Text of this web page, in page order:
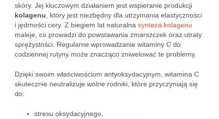
skóry. Jej kluczowym działaniem jest wspieranie produkcji
kolagenu , który jest niezbędny dla utrzymania elastyczności
i jędrności cery. Z biegiem lat naturalna synteza kolagenu
maleje, co prowadzi do powstawania zmarszczek oraz utraty
sprężystości. Regularne wprowadzanie witaminy C do
codziennej rutyny może znacząco zniwelować te problemy.
Dzięki swoim właściwościom antyoksydacyjnym, witamina C
skutecznie neutralizuje wolne rodniki, które przyczyniają się
do:
stresu oksydacyjnego,